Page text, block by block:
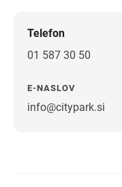
Telefon
01 587 30 50
E-NASLOV
info@citypark.si